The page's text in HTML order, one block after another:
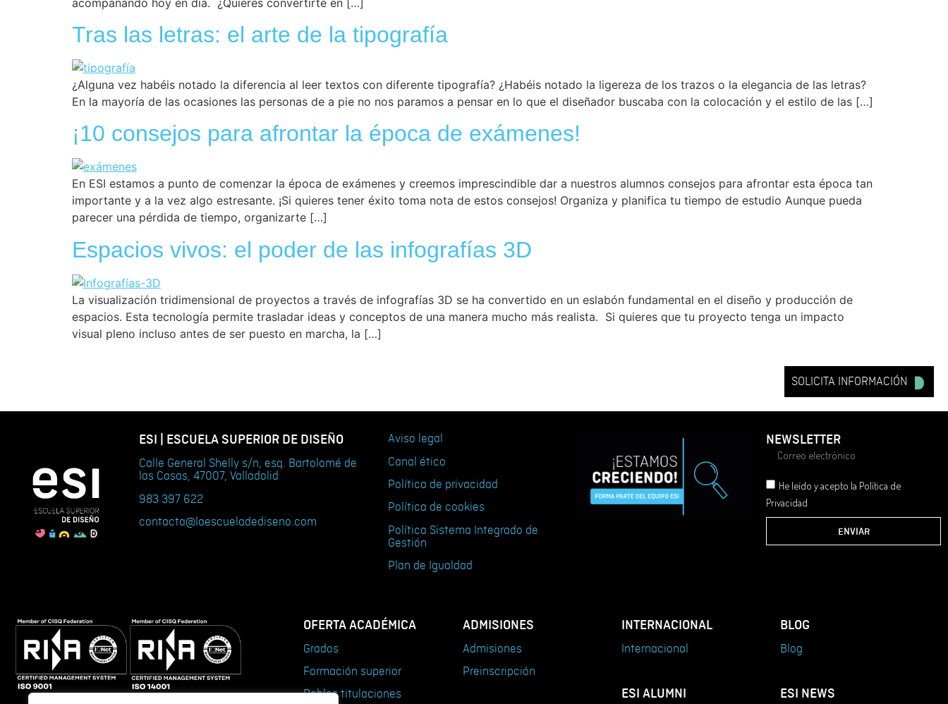
Tras las letras: el arte de la tipografía
¿Alguna vez habéis notado la diferencia al leer textos con diferente tipografía? ¿Habéis notado la ligereza de los trazos o la elegancia de las letras?
En la mayoría de las ocasiones las personas de a pie no nos paramos a pensar en lo que el diseñador buscaba con la colocación y el estilo de las […]
¡10 consejos para afrontar la época de exámenes!
En ESI estamos a punto de comenzar la época de exámenes y creemos imprescindible dar a nuestros alumnos consejos para afrontar esta época tan
importante y a la vez algo estresante. ¡Si quieres tener éxito toma nota de estos consejos! Organiza y planifica tu tiempo de estudio Aunque pueda
parecer una pérdida de tiempo, organizarte […]
Espacios vivos: el poder de las infografías 3D
La visualización tridimensional de proyectos a través de infografías 3D se ha convertido en un eslabón fundamental en el diseño y producción de
espacios. Esta tecnología permite trasladar ideas y conceptos de una manera mucho más realista. Si quieres que tu proyecto tenga un impacto
visual pleno incluso antes de ser puesto en marcha, la […]
SOLICITA INFORMACIÓN
ESI | ESCUELA SUPERIOR DE DISEÑO
Calle General Shelly s/n, esq. Bartolomé de
las Casas, 47007, Valladolid
983 397 622
contacta@laescueladediseno.com
Aviso legal
Canal ético
Política de privacidad
Política de cookies
Política Sistema Integrado de
Gestión
Plan de Igualdad
NEWSLETTER
He leído y acepto la Política de
Privacidad
ENVIAR
OFERTA ACADÉMICA
Grados
Formación superior
Dobles titulaciones
ADMISIONES
Admisiones
Preinscripción
INTERNACIONAL
Internacional
ESI ALUMNI
BLOG
Blog
ESI NEWS